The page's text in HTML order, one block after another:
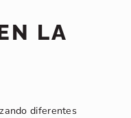
LA
diferentes